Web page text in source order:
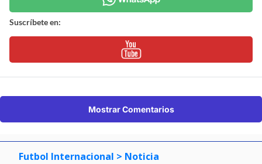
Suscríbete en:
Mostrar Comentarios
Futbol Internacional > Noticia